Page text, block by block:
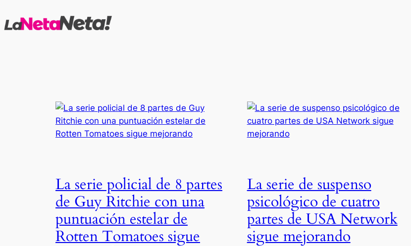
al
La serie policial de 8 partes
de Guy Ritchie con una
puntuación estelar de
Rotten Tomatoes sigue
La serie de suspenso
psicológico de cuatro
partes de USA Network
sigue mejorando